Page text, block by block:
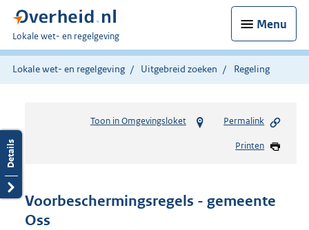
Menu
U
bent
hier:
Lokale wet- en regelgeving
Lokale wet- en regelgeving Uitgebreid zoeken Regeling
Toon in Omgevingsloket Permalink
Printen
Voorbeschermingsregels - gemeente
Oss